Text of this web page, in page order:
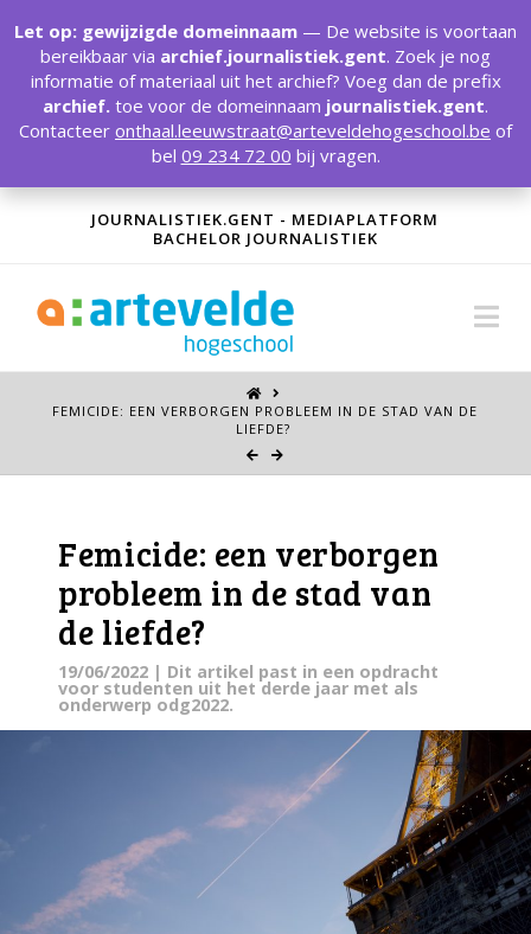
JOURNALISTIEK.GENT - MEDIAPLATFORM
BACHELOR JOURNALISTIEK
FEMICIDE: EEN VERBORGEN PROBLEEM IN DE STAD VAN DE
LIEFDE?
Femicide: een verborgen
probleem in de stad van
de liefde?
19/06/2022 | Dit artikel past in een opdracht
voor studenten uit het derde jaar met als
onderwerp odg2022.
Let op: gewijzigde domeinnaam — De website is voortaan
bereikbaar via archief.journalistiek.gent. Zoek je nog
informatie of materiaal uit het archief? Voeg dan de prefix
archief. toe voor de domeinnaam journalistiek.gent.
Contacteer onthaal.leeuwstraat@arteveldehogeschool.be of
bel 09 234 72 00 bij vragen.